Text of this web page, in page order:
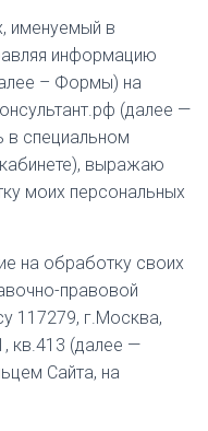
именуемый в
информацию
– Формы) на
(далее —
в специальном
выражаю
моих персональных
на обработку своих
правовой
117279, г.Москва,
кв.413 (далее —
Сайта, на